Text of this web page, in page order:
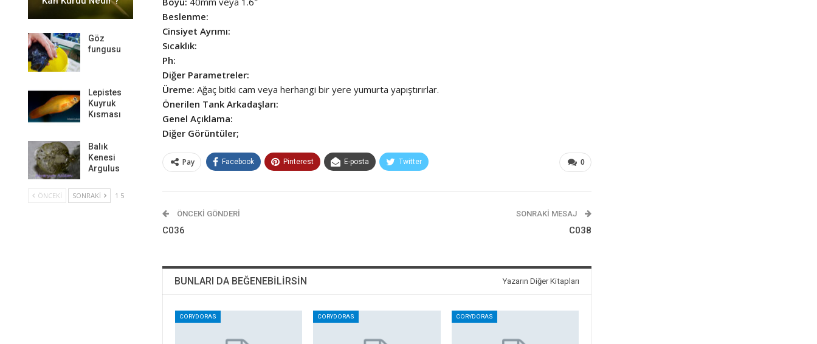
Beslenme:
Cinsiyet Ayrımı:
Sıcaklık:
Ph:
Diğer Parametreler:
Üreme: Ağaç bitki cam veya herhangi bir yere yumurta yapıştırırlar.
Önerilen Tank Arkadaşları:
Genel Açıklama:
Diğer Görüntüler;
0
Pay Facebook Pinterest E-posta Twitter
ÖNCEKI GÖNDERI
C036
SONRAKI MESAJ
C038
BUNLARI DA BEĞENEBILIRSIN Yazarın Diğer Kitapları
CORYDORAS CORYDORAS CORYDORAS
Göz
fungusu
Lepistes
Kuyruk
Kısması
Balık
Kenesi
Argulus
ÖNCEKI SONRAKI 1 5